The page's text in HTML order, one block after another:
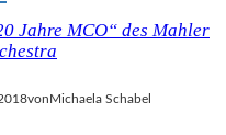
Jahre MCO“ des Mahler
vonMichaela Schabel